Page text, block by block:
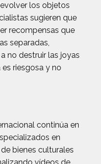
los objetos
sugieren que
recompensas que
separadas,
no destruir las joyas
riesgosa y no
continúa en
en
bienes culturales